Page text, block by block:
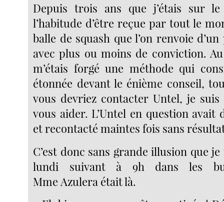
Depuis trois ans que j’étais sur le
l’habitude d’être reçue par tout le
balle de squash que l’on renvoie
avec plus ou moins de conviction.
m’étais forgé une méthode qui
étonnée devant le énième conseil,
vous devriez contacter Untel, je
vous aider. L’Untel en question avait
et recontacté maintes fois sans
C’est donc sans grande illusion que
lundi suivant à 9h dans les
Mme Azulera était là.